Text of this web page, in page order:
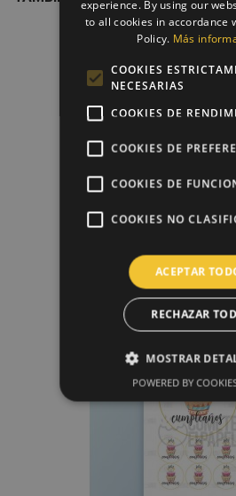
Diseño + Impresión
8,00 €
experience. By using our
to all cookies in accordance
Policy. Más
COOKIES
NECESARIAS
COOKIES DE
COOKIES DE
COOKIES DE
COOKIES NO
ACEPTAR
RECHAZAR
MOSTRAR
POWERED BY